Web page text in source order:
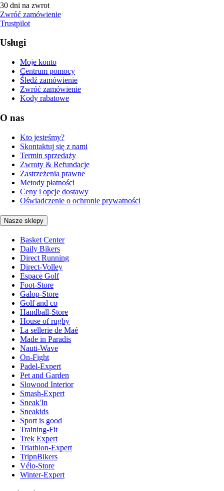
30 dni na zwrot
Zwróć zamówienie
Trustpilot
Usługi
Moje konto
Centrum pomocy
Śledź zamówienie
Zwróć zamówienie
Kody rabatowe
O nas
Kto jesteśmy?
Skontaktuj się z nami
Termin sprzedaży
Zwroty & Refundacje
Zastrzeżenia prawne
Metody płatności
Ceny i opcje dostawy
Oświadczenie o ochronie prywatności
Nasze sklepy
Basket Center
Daily Bikers
Direct Running
Direct-Volley
Espace Golf
Foot-Store
Galop-Store
Golf and co
Handball-Store
House of rugby
La sellerie de Maé
Made in Paradis
Nauti-Wave
On-Fight
Padel-Expert
Pet and Garden
Slowood Interior
Smash-Expert
Sneak'In
Sneakids
Sport is good
Training-Fit
Trek Expert
Triathlon-Expert
TripnBikers
Vélo-Store
Winter-Expert